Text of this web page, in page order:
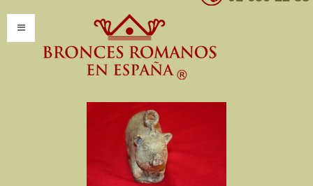
INFORMACIÓN
Introducción
Presentación